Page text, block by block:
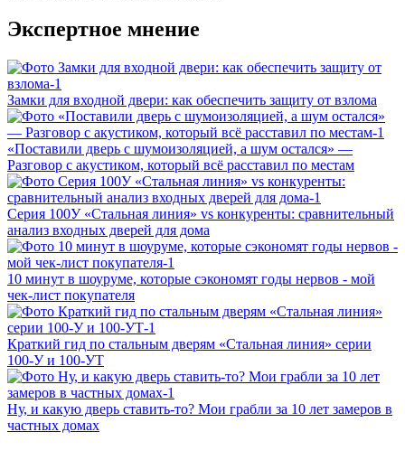
Экспертное мнение
Замки для входной двери: как обеспечить защиту от взлома
«Поставили дверь с шумоизоляцией, а шум остался» —
Разговор с акустиком, который всё расставил по местам
Серия 100У «Стальная линия» vs конкуренты: сравнительный
анализ входных дверей для дома
10 минут в шоуруме, которые сэкономят годы нервов - мой
чек-лист покупателя
Краткий гид по стальным дверям «Стальная линия» серии
100‑У и 100‑УТ
Ну, и какую дверь ставить-то? Мои грабли за 10 лет замеров в
частных домах